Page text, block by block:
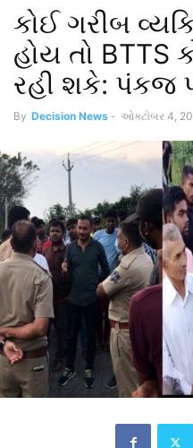
કોઈ ગરીબ
હોય તો BTTS
રહી શકે: પંકજ
By Decision News - ઓક્ટોબર 4,